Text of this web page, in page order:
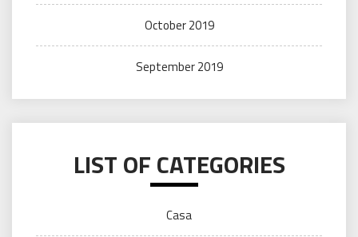
October 2019
September 2019
LIST OF CATEGORIES
Casa